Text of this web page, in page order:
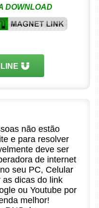
DOWNLOAD
não estão
e para resolver
deve ser
de internet
seu PC, Celular
dicas do link
ou Youtube por
melhor!